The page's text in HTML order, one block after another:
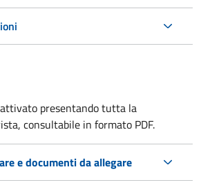
presentando tutta la
consultabile in formato PDF.
e documenti da allegare